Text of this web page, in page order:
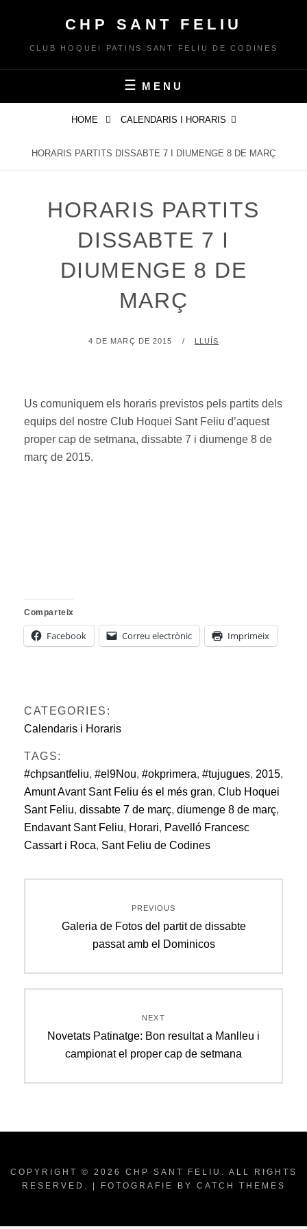
content
CHP SANT FELIU
CLUB HOQUEI PATINS SANT FELIU DE CODINES
MENU
HOME CALENDARIS I HORARIS
HORARIS PARTITS DISSABTE 7 I DIUMENGE 8 DE MARÇ
HORARIS PARTITS
DISSABTE 7 I
DIUMENGE 8 DE
MARÇ
POSTED
4 DE MARÇ DE 2015 BY
LLUÍS
Us comuniquem els horaris previstos pels partits dels
equips del nostre Club Hoquei Sant Feliu d’aquest
proper cap de setmana, dissabte 7 i diumenge 8 de
març de 2015.
Comparteix
Facebook Correu electrònic Imprimeix
CATEGORIES:
Calendaris i Horaris
TAGS:
#chpsantfeliu, #el9Nou, #okprimera, #tujugues, 2015,
Amunt Avant Sant Feliu és el més gran, Club Hoquei
Sant Feliu, dissabte 7 de març, diumenge 8 de març,
Endavant Sant Feliu, Horari, Pavelló Francesc
Cassart i Roca, Sant Feliu de Codines
d'entrades
PREVIOUS
Previous
Galeria de Fotos del partit de dissabte
passat amb el Dominicos
NEXT
Next
post:
Novetats Patinatge: Bon resultat a Manlleu i
campionat el proper cap de setmana
COPYRIGHT © 2026 CHP SANT FELIU . ALL RIGHTS
RESERVED. | FOTOGRAFIE BY CATCH THEMES